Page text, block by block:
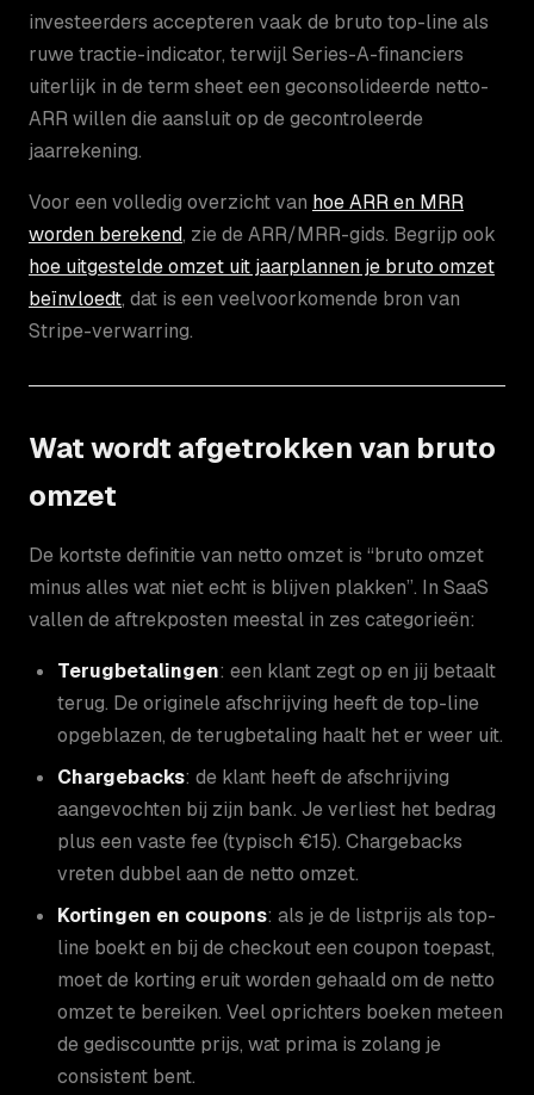
investeerders accepteren vaak de bruto top-line als
ruwe tractie-indicator, terwijl Series-A-financiers
uiterlijk in de term sheet een geconsolideerde netto-
ARR willen die aansluit op de gecontroleerde
jaarrekening.
Voor een volledig overzicht van hoe ARR en MRR
worden berekend, zie de ARR/MRR-gids. Begrijp ook
hoe uitgestelde omzet uit jaarplannen je bruto omzet
beïnvloedt, dat is een veelvoorkomende bron van
Stripe-verwarring.
Wat wordt afgetrokken van bruto
omzet
De kortste definitie van netto omzet is “bruto omzet
minus alles wat niet echt is blijven plakken”. In SaaS
vallen de aftrekposten meestal in zes categorieën:
Terugbetalingen: een klant zegt op en jij betaalt
terug. De originele afschrijving heeft de top-line
opgeblazen, de terugbetaling haalt het er weer uit.
Chargebacks: de klant heeft de afschrijving
aangevochten bij zijn bank. Je verliest het bedrag
plus een vaste fee (typisch €15). Chargebacks
vreten dubbel aan de netto omzet.
Kortingen en coupons: als je de listprijs als top-
line boekt en bij de checkout een coupon toepast,
moet de korting eruit worden gehaald om de netto
omzet te bereiken. Veel oprichters boeken meteen
de gediscountte prijs, wat prima is zolang je
consistent bent.